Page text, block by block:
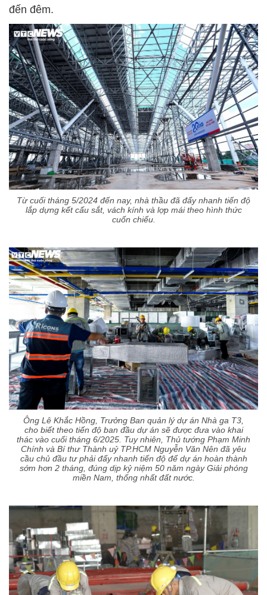
đến đêm.
Từ cuối tháng 5/2024 đến nay, nhà thầu đã đẩy nhanh tiến độ
lắp dựng kết cấu sắt, vách kính và lợp mái theo hình thức
cuốn chiếu.
Ông Lê Khắc Hồng, Trưởng Ban quản lý dự án Nhà ga T3,
cho biết theo tiến độ ban đầu dự án sẽ được đưa vào khai
thác vào cuối tháng 6/2025. Tuy nhiên, Thủ tướng Phạm Minh
Chính và Bí thư Thành uỷ TP.HCM Nguyễn Văn Nên đã yêu
cầu chủ đầu tư phải đẩy nhanh tiến độ để dự án hoàn thành
sớm hơn 2 tháng, đúng dịp kỷ niệm 50 năm ngày Giải phóng
miền Nam, thống nhất đất nước.